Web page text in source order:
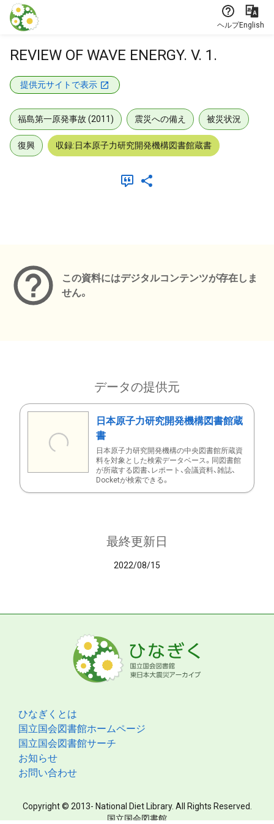
本文に飛ぶ
ヘルプEnglish
REVIEW OF WAVE ENERGY. V. 1.
提供元サイトで表示
福島第一原発事故 (2011) 震災への備え 被災状況
復興 収録:日本原子力研究開発機構図書館蔵書
この資料にはデジタルコンテンツが存在しま
せん。
データの提供元
日本原子力研究開発機構図書館蔵
書
日本原子力研究開発機構の中央図書館所蔵資
料を対象とした検索データベース。同図書館
が所蔵する図書、レポート、会議資料、雑誌、
Docketが検索できる。
最終更新日
2022/08/15
ひなぎくとは
国立国会図書館ホームページ
国立国会図書館サーチ
お知らせ
お問い合わせ
Copyright © 2013- National Diet Library. All Rights Reserved.